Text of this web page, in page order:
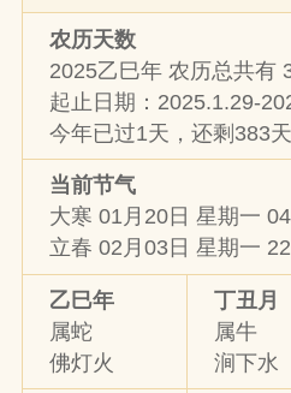
农历天数
2025乙巳年 农历总共有
起止日期：2025.1.29-
今年已过1天，还剩383天
当前节气
大寒 01月20日 星期一
立春 02月03日 星期一
乙巳年
属蛇
佛灯火
丁丑月
属牛
涧下水